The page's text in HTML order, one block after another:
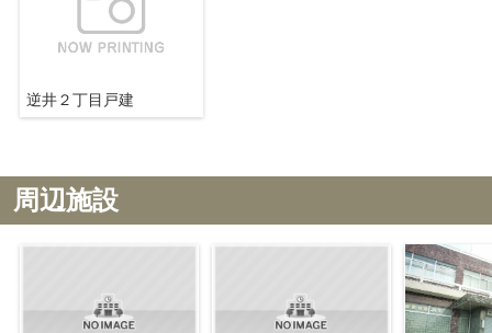
逆井２丁目戸建
周辺施設